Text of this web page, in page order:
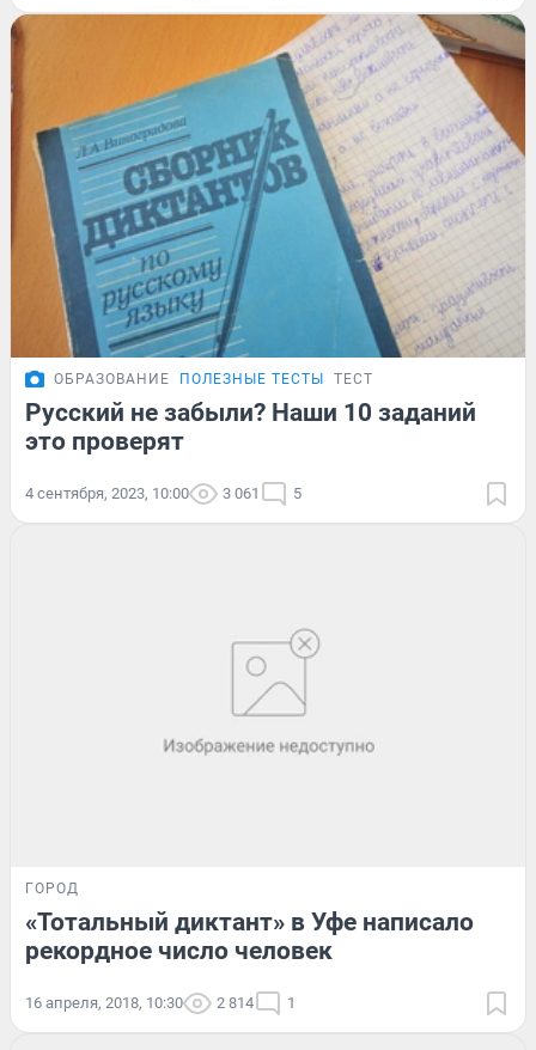
ОБРАЗОВАНИЕ ПОЛЕЗНЫЕ ТЕСТЫ ТЕСТ
Русский не забыли? Наши 10 заданий
это проверят
4 сентября, 2023, 10:00 3 061 5
ГОРОД
«Тотальный диктант» в Уфе написало
рекордное число человек
16 апреля, 2018, 10:30 2 814 1